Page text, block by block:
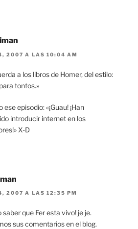
2007 A LAS 10:04 AM
a los libros de Homer, del estilo:
tontos.»
ese episodio: «¡Guau! ¡Han
introducir internet en los
X-D
2007 A LAS 12:35 PM
saber que Fer esta vivo! je je.
sus comentarios en el blog.